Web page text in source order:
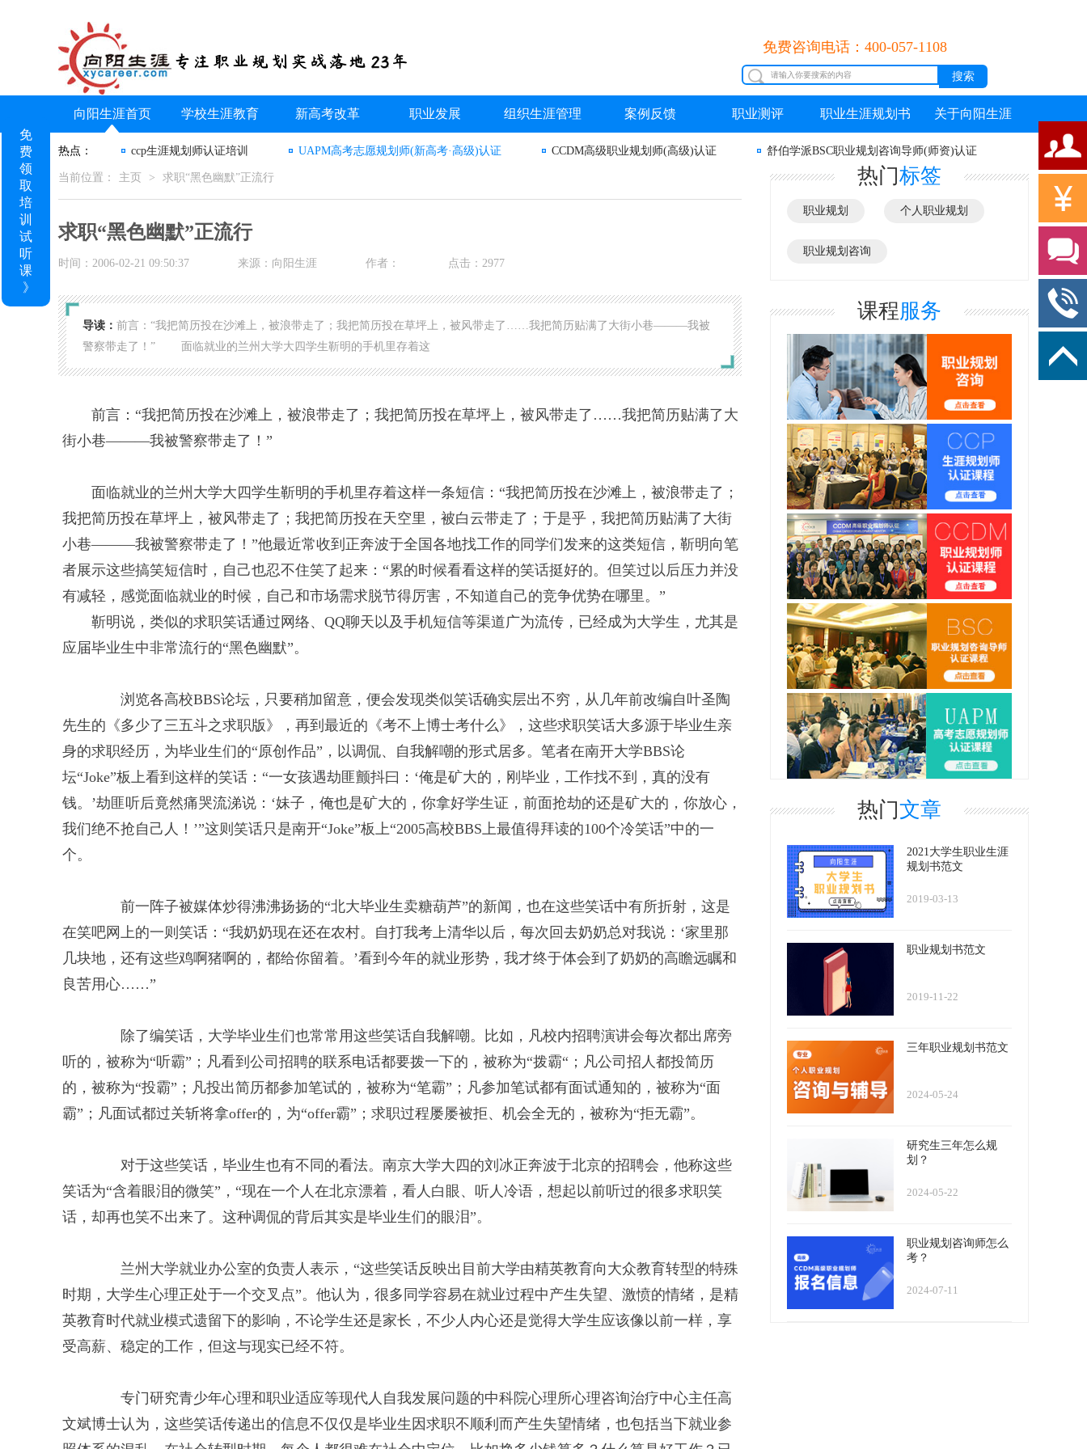
免费咨询电话：400-057-1108
向阳生涯首页 学校生涯教育 新高考改革 职业发展 组织生涯管理 案例反馈 职业测评 职业生涯规划书 关于向阳生涯
热点： ccp生涯规划师认证培训 UAPM高考志愿规划师(新高考·高级)认证 CCDM高级职业规划师(高级)认证 舒伯学派BSC职业规划咨询导师(师资)认证
当前位置： 主页 > 求职“黑色幽默”正流行
求职“黑色幽默”正流行
时间：2006-02-21 09:50:37 来源：向阳生涯 作者： 点击：2977
导读： 前言：“我把简历投在沙滩上，被浪带走了；我把简历投在草坪上，被风带走了……我把简历贴满了大街小巷———我被
警察带走了！” 面临就业的兰州大学大四学生靳明的手机里存着这
前言：“我把简历投在沙滩上，被浪带走了；我把简历投在草坪上，被风带走了……我把简历贴满了大
街小巷———我被警察带走了！”
面临就业的兰州大学大四学生靳明的手机里存着这样一条短信：“我把简历投在沙滩上，被浪带走了；
我把简历投在草坪上，被风带走了；我把简历投在天空里，被白云带走了；于是乎，我把简历贴满了大街
小巷———我被警察带走了！”他最近常收到正奔波于全国各地找工作的同学们发来的这类短信，靳明向笔
者展示这些搞笑短信时，自己也忍不住笑了起来：“累的时候看看这样的笑话挺好的。但笑过以后压力并没
有减轻，感觉面临就业的时候，自己和市场需求脱节得厉害，不知道自己的竞争优势在哪里。”
靳明说，类似的求职笑话通过网络、QQ聊天以及手机短信等渠道广为流传，已经成为大学生，尤其是
应届毕业生中非常流行的“黑色幽默”。
浏览各高校BBS论坛，只要稍加留意，便会发现类似笑话确实层出不穷，从几年前改编自叶圣陶
先生的《多少了三五斗之求职版》，再到最近的《考不上博士考什么》，这些求职笑话大多源于毕业生亲
身的求职经历，为毕业生们的“原创作品”，以调侃、自我解嘲的形式居多。笔者在南开大学BBS论
坛“Joke”板上看到这样的笑话：“一女孩遇劫匪颤抖曰：‘俺是矿大的，刚毕业，工作找不到，真的没有
钱。’劫匪听后竟然痛哭流涕说：‘妹子，俺也是矿大的，你拿好学生证，前面抢劫的还是矿大的，你放心，
我们绝不抢自己人！’”这则笑话只是南开“Joke”板上“2005高校BBS上最值得拜读的100个冷笑话”中的一
个。
前一阵子被媒体炒得沸沸扬扬的“北大毕业生卖糖葫芦”的新闻，也在这些笑话中有所折射，这是
在笑吧网上的一则笑话：“我奶奶现在还在农村。自打我考上清华以后，每次回去奶奶总对我说：‘家里那
几块地，还有这些鸡啊猪啊的，都给你留着。’看到今年的就业形势，我才终于体会到了奶奶的高瞻远瞩和
良苦用心……”
除了编笑话，大学毕业生们也常常用这些笑话自我解嘲。比如，凡校内招聘演讲会每次都出席旁
听的，被称为“听霸”；凡看到公司招聘的联系电话都要拨一下的，被称为“拨霸“；凡公司招人都投简历
的，被称为“投霸”；凡投出简历都参加笔试的，被称为“笔霸”；凡参加笔试都有面试通知的，被称为“面
霸”；凡面试都过关斩将拿offer的，为“offer霸”；求职过程屡屡被拒、机会全无的，被称为“拒无霸”。
对于这些笑话，毕业生也有不同的看法。南京大学大四的刘冰正奔波于北京的招聘会，他称这些
笑话为“含着眼泪的微笑”，“现在一个人在北京漂着，看人白眼、听人冷语，想起以前听过的很多求职笑
话，却再也笑不出来了。这种调侃的背后其实是毕业生们的眼泪”。
兰州大学就业办公室的负责人表示，“这些笑话反映出目前大学由精英教育向大众教育转型的特殊
时期，大学生心理正处于一个交叉点”。他认为，很多同学容易在就业过程中产生失望、激愤的情绪，是精
英教育时代就业模式遗留下的影响，不论学生还是家长，不少人内心还是觉得大学生应该像以前一样，享
受高薪、稳定的工作，但这与现实已经不符。
专门研究青少年心理和职业适应等现代人自我发展问题的中科院心理所心理咨询治疗中心主任高
文斌博士认为，这些笑话传递出的信息不仅仅是毕业生因求职不顺利而产生失望情绪，也包括当下就业参
热门标签
职业规划 个人职业规划
职业规划咨询
课程服务
热门文章
2021大学生职业生涯
规划书范文
2019-03-13
职业规划书范文
2019-11-22
三年职业规划书范文
2024-05-24
研究生三年怎么规
划？
2024-05-22
职业规划咨询师怎么
考？
2024-07-11
免
费
领
取
培
训
试
听
课
》